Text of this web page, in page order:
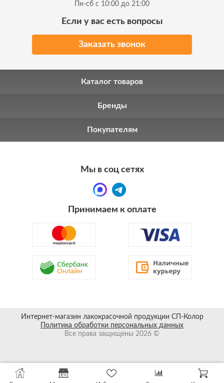
Пн-сб с 10:00 до 21:00
Если у вас есть вопросы
Заказать звонок
Каталог товаров
Бренды
Покупателям
Мы в соц сетях
Принимаем к оплате
Интернет-магазин лакокрасочной продукции СП-Колор
Политика обработки персональных данных
Все права защищены 2026 ©